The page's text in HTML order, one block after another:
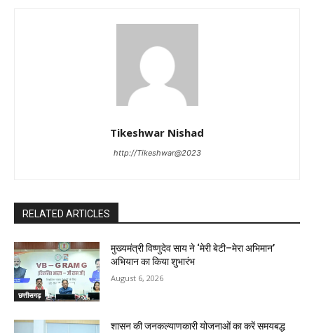
Tikeshwar Nishad
http://Tikeshwar@2023
RELATED ARTICLES
छत्तीसगढ़
मुख्यमंत्री विष्णुदेव साय ने ‘मेरी बेटी–मेरा अभिमान’
अभियान का किया शुभारंभ
August 6, 2026
शासन की जनकल्याणकारी योजनाओं का करें समयबद्ध